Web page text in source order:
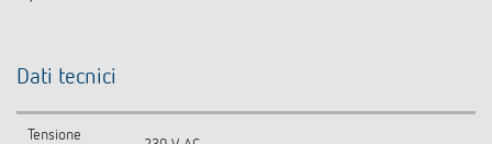
Dati tecnici
Tensione